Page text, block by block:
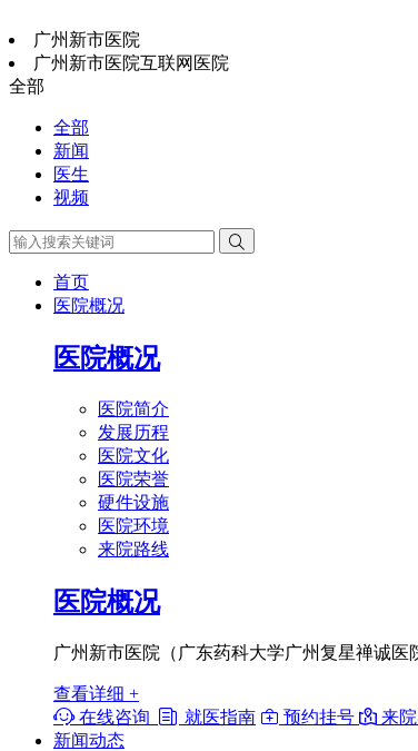
广州新市医院
广州新市医院互联网医院
全部
全部
新闻
医生
视频

首页
医院概况
医院概况
医院简介
发展历程
医院文化
医院荣誉
硬件设施
医院环境
来院路线
医院概况
广州新市医院（广东药科大学广州复星禅诚
查看详细 +
在线咨询  就医指南  预约挂号  来
新闻动态